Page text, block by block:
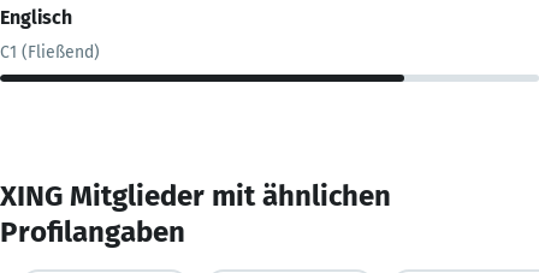
Englisch
C1 (Fließend)
XING Mitglieder mit ähnlichen
Profilangaben